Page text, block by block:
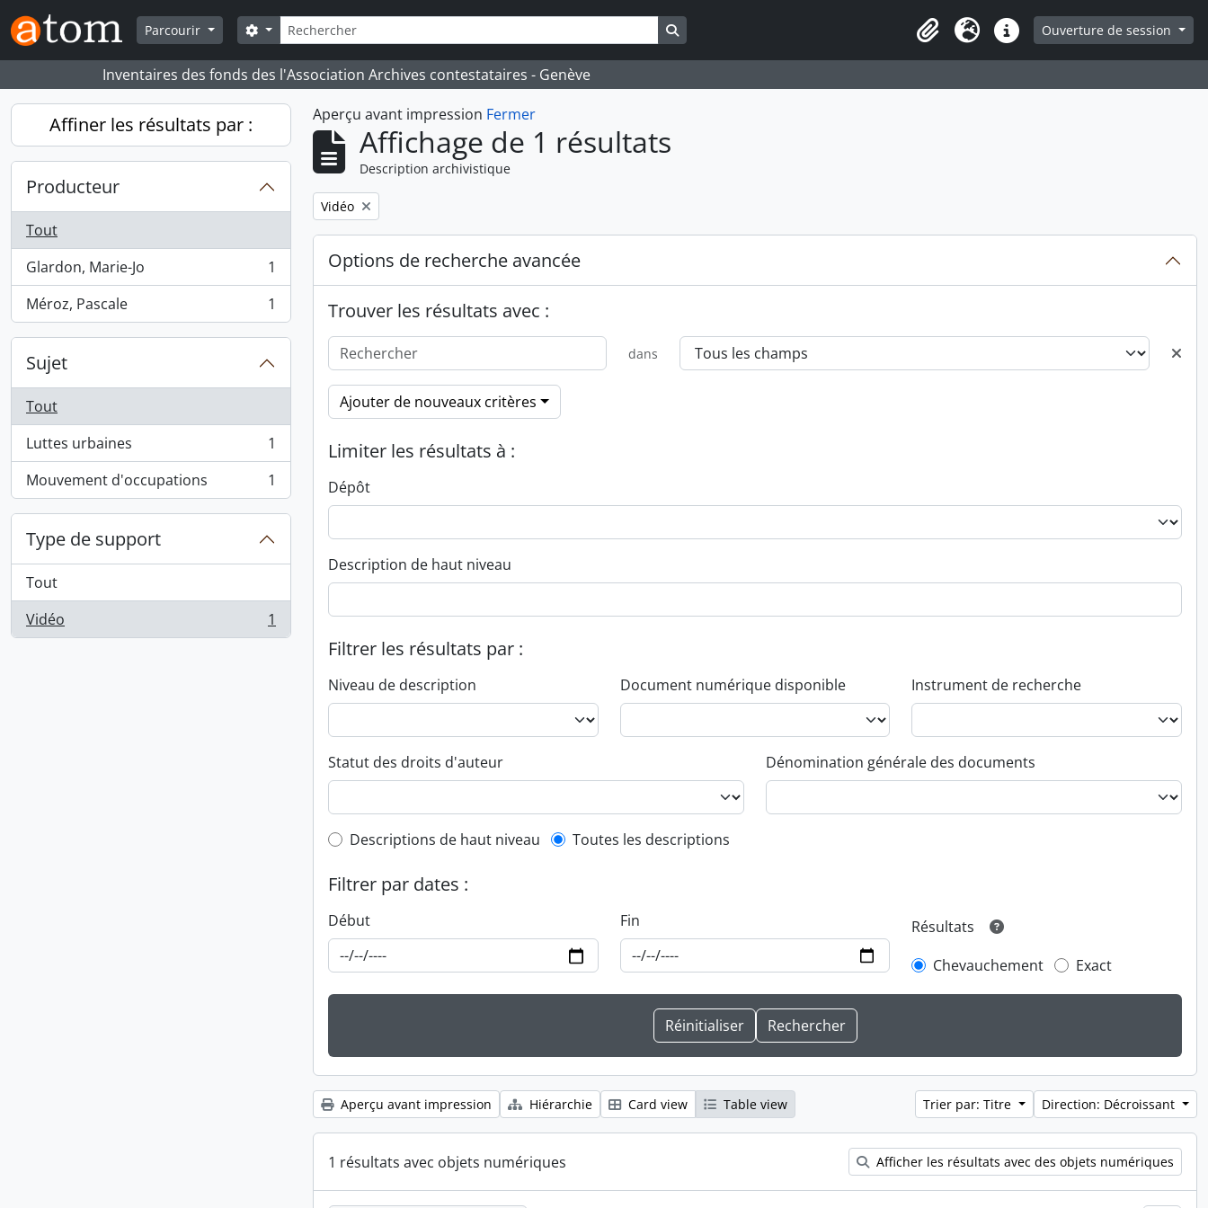
Skip to main content
Parcourir
Rechercher
Search options
Presse-papier
LangueLiens rapidesOuverture de session
Inventaires des fonds des l'Association Archives contestataires - Genève
Affiner les résultats par :
Producteur
Tout
Glardon, Marie-Jo
, 1 résultats
1
Méroz, Pascale
, 1 résultats 1
Sujet
Tout
Luttes urbaines
, 1 résultats
1
Mouvement d'occupations
, 1 résultats 1
Type de support
Tout
Vidéo
, 1 résultats 1
Aperçu avant impression Fermer
Affichage de 1 résultats
Description archivistique
Remove filter:
Vidéo
Options de recherche avancée
Trouver les résultats avec :
dans
Ajouter de nouveaux critères
Limiter les résultats à :
Dépôt
Description de haut niveau
Filtrer les résultats par :
Niveau de description Document numérique disponible Instrument de recherche
Statut des droits d'auteur Dénomination générale des documents
Top-level description filter
Descriptions de haut niveau Toutes les descriptions
Filtrer par dates :
Début Fin
Résultats
Chevauchement
Exact
Aperçu avant impression Hiérarchie Card view Table view Trier par: Titre Direction: Décroissant
1 résultats avec objets numériques Afficher les résultats avec des objets numériques